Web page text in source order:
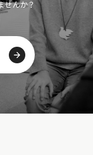
せんか？